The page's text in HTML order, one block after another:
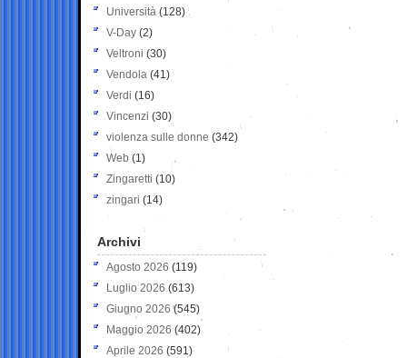
Università (128)
V-Day (2)
Veltroni (30)
Vendola (41)
Verdi (16)
Vincenzi (30)
violenza sulle donne (342)
Web (1)
Zingaretti (10)
zingari (14)
Archivi
Agosto 2026 (119)
Luglio 2026 (613)
Giugno 2026 (545)
Maggio 2026 (402)
Aprile 2026 (591)